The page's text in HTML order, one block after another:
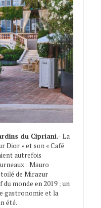
du Cipriani.- La
Dior » et son « Café
autrefois
: Mauro
de Mirazur
monde en 2019 ; un
gastronomie et la
été.